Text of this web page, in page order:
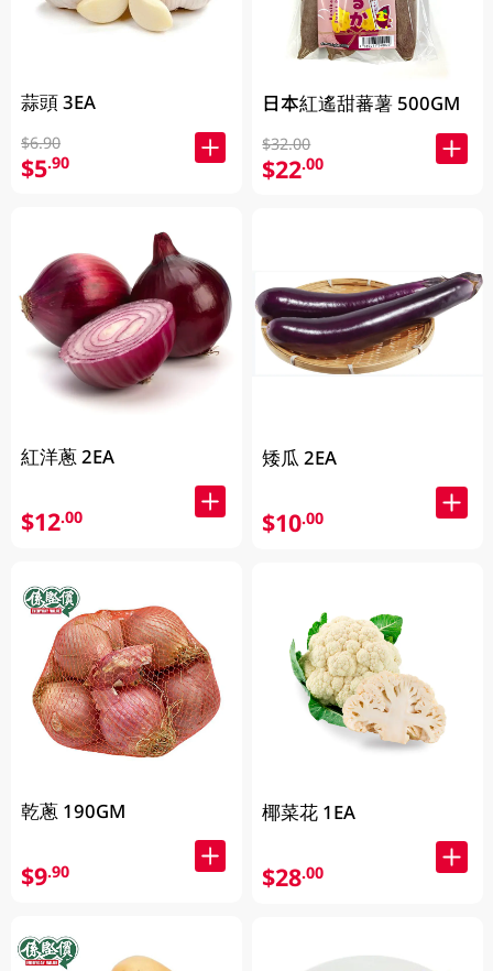
蒜頭 3EA
$6.90
$5.90
紅洋蔥 2EA
$12.00
乾蔥 190GM
$9.90
日本紅遙甜蕃薯 500GM
$32.00
$22.00
矮瓜 2EA
$10.00
椰菜花 1EA
$28.00